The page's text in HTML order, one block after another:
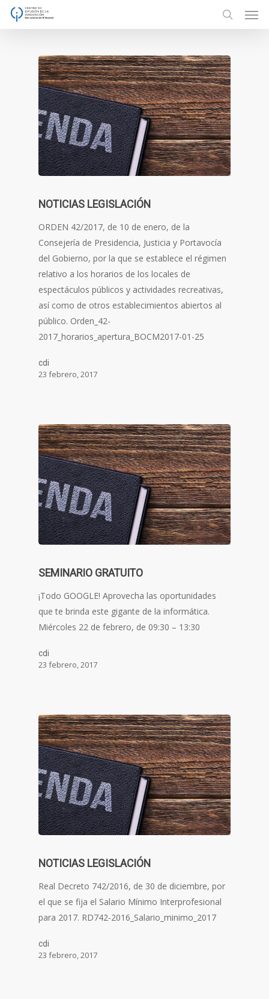
Skip
search
NOTICIAS LEGISLACIÓN
ORDEN 42/2017, de 10 de enero, de la
Consejería de Presidencia, Justicia y Portavocía
del Gobierno, por la que se establece el régimen
relativo a los horarios de los locales de
espectáculos públicos y actividades recreativas,
así como de otros establecimientos abiertos al
público. Orden_42-
2017_horarios_apertura_BOCM2017-01-25
cdi
23 febrero, 2017
SEMINARIO GRATUITO
¡Todo GOOGLE! Aprovecha las oportunidades
que te brinda este gigante de la informática.
Miércoles 22 de febrero, de 09:30 – 13:30
cdi
23 febrero, 2017
NOTICIAS LEGISLACIÓN
Real Decreto 742/2016, de 30 de diciembre, por
el que se fija el Salario Mínimo Interprofesional
para 2017. RD742-2016_Salario_minimo_2017
cdi
23 febrero, 2017